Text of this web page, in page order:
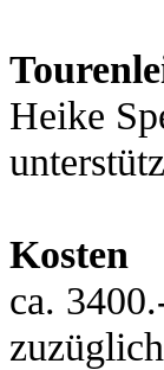
Heike
Kosten
ca.